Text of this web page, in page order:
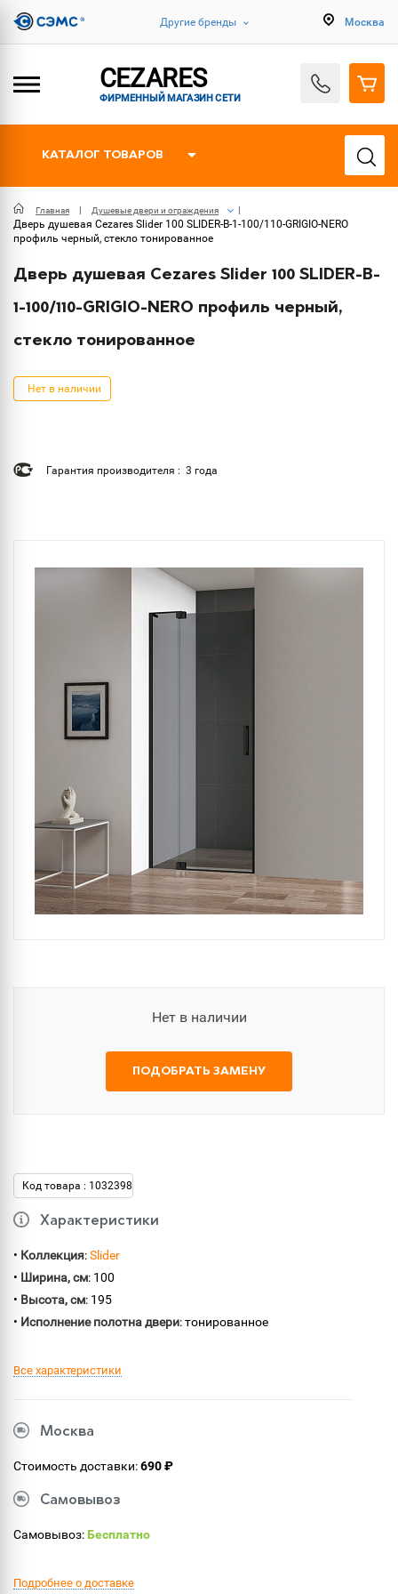
Другие бренды Москва
CEZARES
ФИРМЕННЫЙ МАГАЗИН СЕТИ
КАТАЛОГ ТОВАРОВ
Главная Душевые двери и ограждения
Дверь душевая Cezares Slider 100 SLIDER-B-1-100/110-GRIGIO-NERO
профиль черный, стекло тонированное
Дверь душевая Cezares Slider 100 SLIDER-B-
1-100/110-GRIGIO-NERO профиль черный,
стекло тонированное
Нет в наличии
Гарантия производителя : 3 года
Нет в наличии
ПОДОБРАТЬ ЗАМЕНУ
Код товара : 1032398
Характеристики
• Коллекция:Slider
• Ширина, см: 100
• Высота, см: 195
• Исполнение полотна двери: тонированное
Все характеристики
Москва
Стоимость доставки:690 ₽
Самовывоз
Самовывоз:Бесплатно
Подробнее о доставке